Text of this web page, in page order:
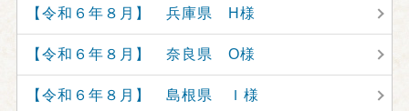
【令和６年８月】 兵庫県 H様
【令和６年８月】 奈良県 O様
【令和６年８月】 島根県 Ｉ様